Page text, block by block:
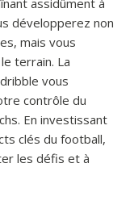
assidûment à
développerez non
mais vous
terrain. La
vous
contrôle du
En investissant
clés du football,
les défis et à